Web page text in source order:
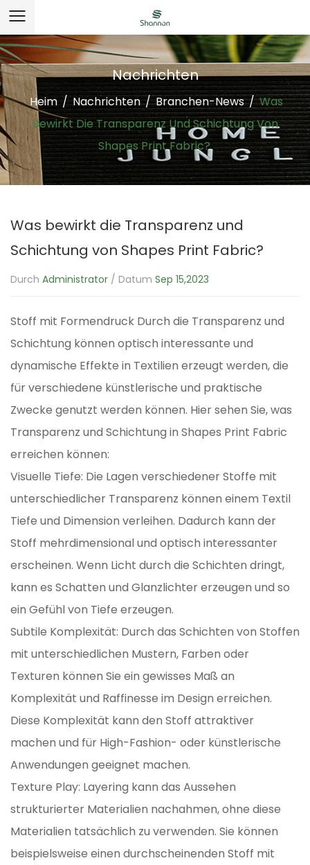
Nachrichten
Heim /Nachrichten/Branchen-News/Was
Bewirkt Die Transparenz Und Schichtung Von
Shapes Print Fabric?
Was bewirkt die Transparenz und
Schichtung von Shapes Print Fabric?
Durch Administrator / Datum Sep 15,2023
Stoff mit Formendruck Durch die Transparenz und
Schichtung können optisch interessante und
dynamische Effekte in Textilien erzeugt werden, die
für verschiedene künstlerische und praktische
Zwecke genutzt werden können. Hier sehen Sie, was
Transparenz und Schichtung in Shapes Print Fabric
erreichen können:
Visuelle Tiefe: Die Lagen verschiedener Stoffe mit
unterschiedlicher Transparenz können einem Textil
Tiefe und Dimension verleihen. Dadurch kann der
Stoff mehrdimensional und optisch interessanter
erscheinen. Wenn Licht durch die Schichten dringt,
kann es Schatten und Glanzlichter erzeugen und so
ein Gefühl von Tiefe erzeugen.
Subtile Komplexität: Durch das Schichten von Stoffen
mit unterschiedlichen Mustern, Farben oder
Texturen können Sie ein gewisses Maß an
Komplexität und Raffinesse im Design erreichen.
Diese Komplexität kann den Stoff attraktiver
machen und für High-Fashion- oder künstlerische
Anwendungen geeignet machen.
Texture Play: Layering kann das Aussehen
strukturierter Materialien nachahmen, ohne diese
Materialien tatsächlich zu verwenden. Sie können
beispielsweise einen durchscheinenden Stoff mit